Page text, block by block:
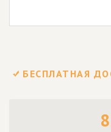
БЕСПЛАТНАЯ